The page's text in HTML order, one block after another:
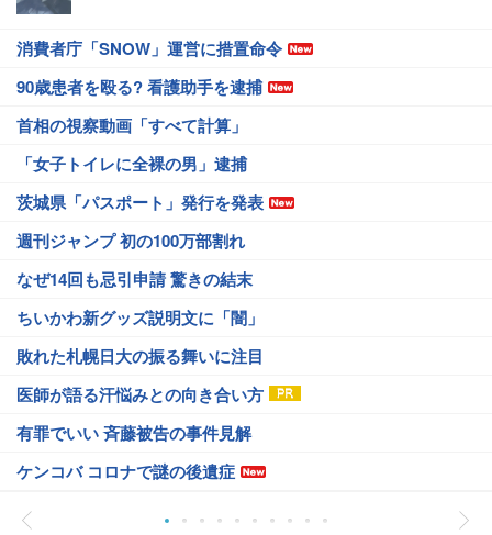
消費者庁「SNOW」運営に措置命令
90歳患者を殴る? 看護助手を逮捕
首相の視察動画「すべて計算」
「女子トイレに全裸の男」逮捕
茨城県「パスポート」発行を発表
週刊ジャンプ 初の100万部割れ
なぜ14回も忌引申請 驚きの結末
ちいかわ新グッズ説明文に「闇」
敗れた札幌日大の振る舞いに注目
医師が語る汗悩みとの向き合い方
有罪でいい 斉藤被告の事件見解
ケンコバ コロナで謎の後遺症